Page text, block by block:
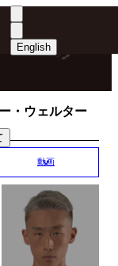
中文（简体）
中文（繁體）
English
・ウェルター
動画